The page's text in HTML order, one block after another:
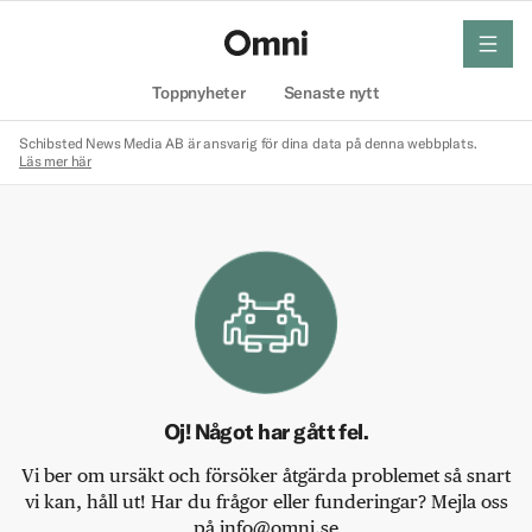
Toppnyheter Senaste nytt
meny
Schibsted News Media AB är ansvarig för dina data på denna webbplats.
Läs mer här
Oj! Något har gått fel.
Vi ber om ursäkt och försöker åtgärda problemet så snart
vi kan, håll ut! Har du frågor eller funderingar? Mejla oss